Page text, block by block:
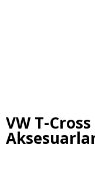
VW T-